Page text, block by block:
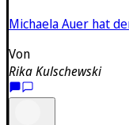
Michaela Auer hat
Von
Rika Kulschewski